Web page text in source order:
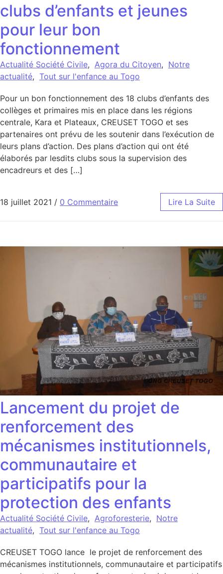
clubs d’enfants et jeunes
pour leur bon
fonctionnement
Actualité Société Civile, Agora du Citoyen, Notre
actualité, Tout sur l'enfance au Togo
Pour un bon fonctionnement des 18 clubs d’enfants des
collèges et primaires mis en place dans les régions
centrale, Kara et Plateaux, CREUSET TOGO et ses
partenaires ont prévu de les soutenir dans l’exécution de
leurs plans d’action. Des plans d’action qui ont été
élaborés par lesdits clubs sous la supervision des
encadreurs et des […]
18 juillet 2021 / 0 Commentaire Lire La Suite
Lancement du projet de
renforcement des
mécanismes institutionnels,
communautaire et
participatifs pour la
protection des enfants
Actualité Société Civile, Agroforesterie, Notre
actualité, Tout sur l'enfance au Togo
CREUSET TOGO lance le projet de renforcement des
mécanismes institutionnels, communautaire et participatifs